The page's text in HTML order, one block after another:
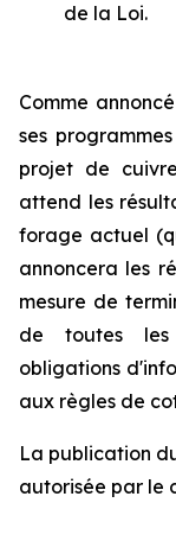
de la Loi.
Comme
ses
projet de
attend les
forage actuel
annoncera les
mesure de
de toutes les
obligations
aux règles de
La publication
autorisée par le